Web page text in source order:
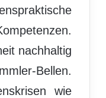
nachhaltig
Bellen.
wie